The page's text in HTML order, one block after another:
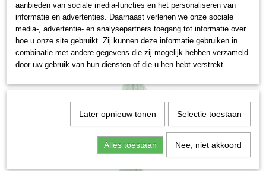
aanbieden van sociale media-functies en het personaliseren van
informatie en advertenties. Daarnaast verlenen we onze sociale
media-, advertentie- en analysepartners toegang tot informatie over
hoe u onze site gebruikt. Zij kunnen deze informatie gebruiken in
combinatie met andere gegevens die zij mogelijk hebben verzameld
door uw gebruik van hun diensten of die u hen hebt verstrekt.
Later opnieuw tonen Selectie toestaan
Alles toestaan Nee, niet akkoord